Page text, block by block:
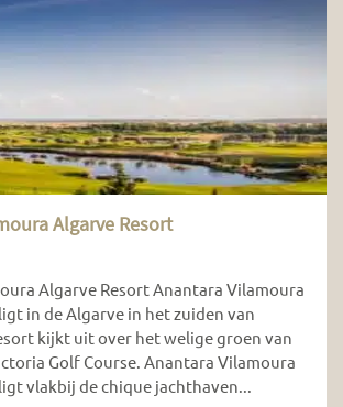
Algarve Resort
Algarve Resort Anantara Vilamoura
in de Algarve in het zuiden van
kijkt uit over het welige groen van
Golf Course. Anantara Vilamoura
vlakbij de chique jachthaven...